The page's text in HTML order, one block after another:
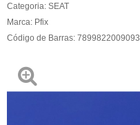
Categoria: SEAT
Marca: Pfix
Código de Barras: 7899822009093